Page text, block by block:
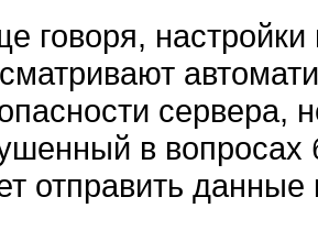
говоря,
в вопросах
отправить